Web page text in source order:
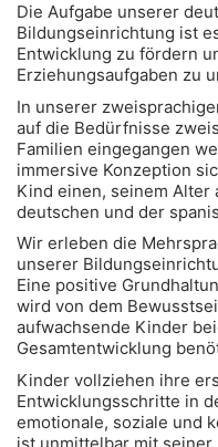
Die Aufgabe unserer
Bildungseinrichtung ist
Entwicklung zu fördern
Erziehungsaufgaben zu
In unserer
auf die Bedürfnisse
Familien eingegangen
immersive Konzeption
Kind einen, seinem Alter
deutschen und der
Wir erleben die
unserer
Eine positive
wird von dem
aufwachsende Kinder
Gesamtentwicklung
Kinder vollziehen ihre
Entwicklungsschritte in
emotionale, soziale und
ist unmittelbar mit